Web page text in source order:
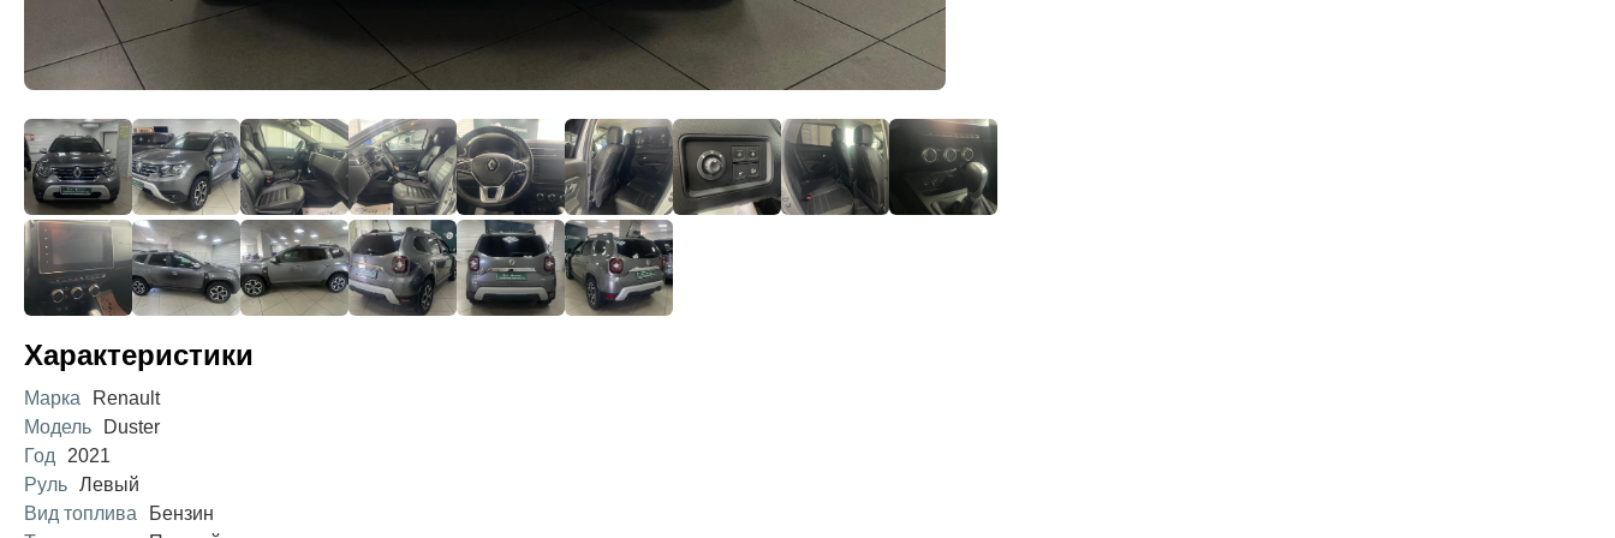
Характеристики
Марка
Renault
Модель
Duster
Год
2021
Руль Левый
Вид топлива
Бензин